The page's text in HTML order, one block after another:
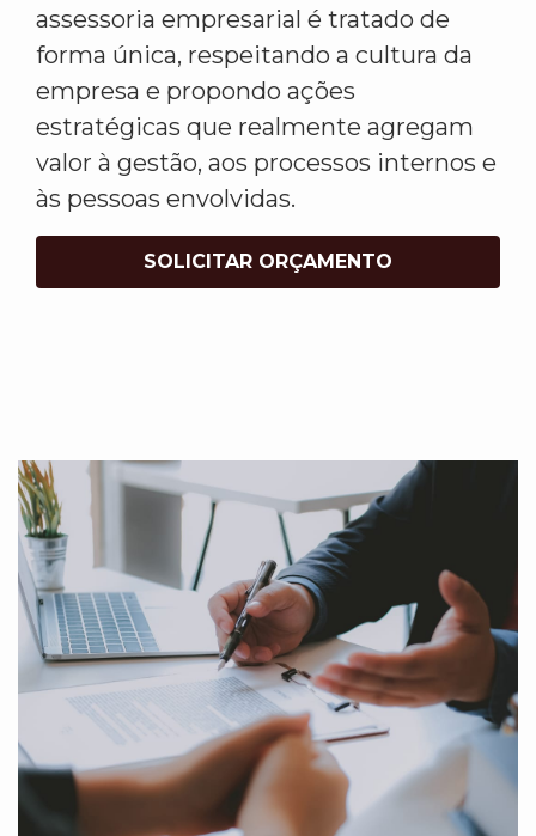
assessoria empresarial é tratado de
forma única, respeitando a cultura da
empresa e propondo ações
estratégicas que realmente agregam
valor à gestão, aos processos internos e
às pessoas envolvidas.
SOLICITAR ORÇAMENTO